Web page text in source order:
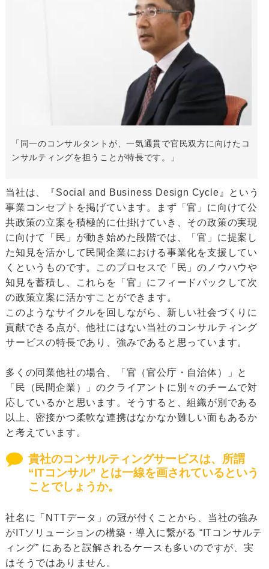
「同一のコンサルタントが、一気通貫で官民双方に向けたコ
ンサルティングを担うことが特長です。」
当社は、『Social and Business Design Cycle』という
事業コンセプトを掲げています。まず「官」に向けて公
共政策の立案を積極的に仕掛けていき、その政策の実現
に向けて「民」が動き始めた段階では、「官」に提案し
た知見を活かして民間企業における事業化を支援してい
くというものです。このプロセスで「民」のノウハウや
知見を蓄積し、これらを「官」にフィードバックして次
の政策立案に活かすことができます。
このようなサイクルを回しながら、新しい社会づくりに
貢献できる点が、他社にはない当社のコンサルティング
サービスの特長であり、強みであると思っています。
多くの同業他社の場合、「官（官公庁・自治体）」と
「民（民間企業）」のクライアントに別々のチームで対
応しているかと思います。そうすると、組織が別である
以上、密接かつ柔軟な連携はなかなか難しい面もあるか
と考えています。
貴社のコンサルティングサービスは、所謂
“ITコンサル” とは一線を画されているという
ことでしょうか。
社名に「NTTデータ」の冠が付くことから、当社の強み
がITソリューションの構築・導入に繋がる “ITコンサルテ
ィング” にあると誤解されるケースも多いのですが、実
はそうではありません。